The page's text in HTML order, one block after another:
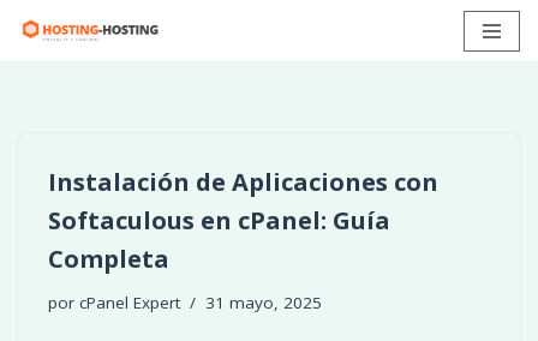
Instalación de Aplicaciones con
Softaculous en cPanel: Guía
Completa
por cPanel Expert 31 mayo, 2025